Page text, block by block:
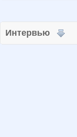
Интервью